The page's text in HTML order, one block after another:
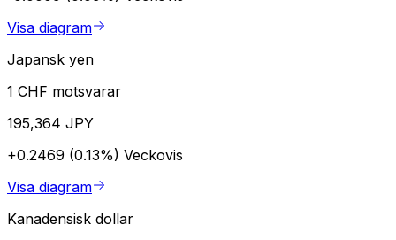
Visa diagram
Japansk yen
1 CHF motsvarar
195,364 JPY
+0.2469 (0.13%) Veckovis
Visa diagram
Kanadensisk dollar